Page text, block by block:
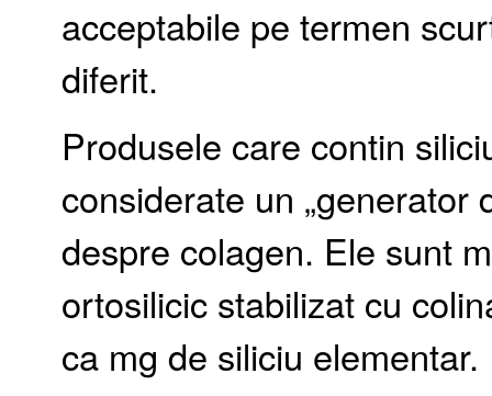
acceptabile pe termen
diferit.
Produsele care contin
considerate un „generator
despre colagen. Ele sunt
ortosilicic stabilizat cu
ca mg de siliciu elementar.